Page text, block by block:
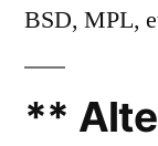
BSD, MPL,
**